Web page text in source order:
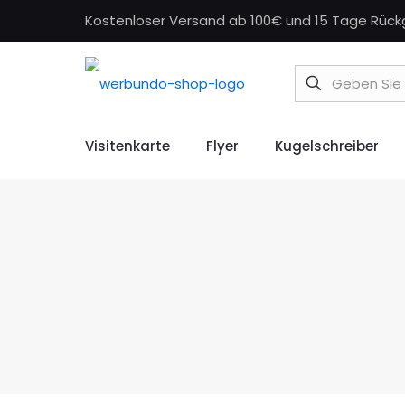
Kostenloser Versand ab 100€ und 15 Tage
Visitenkarte Flyer Kugelschreiber